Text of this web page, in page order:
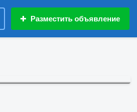
Разместить объявление